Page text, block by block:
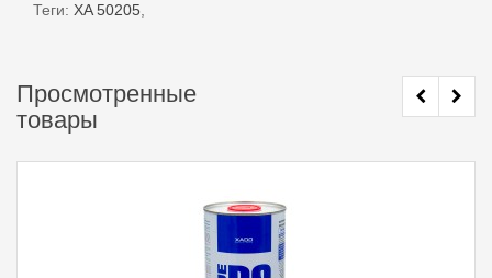
Теги: XA 50205
Просмотренные
товары